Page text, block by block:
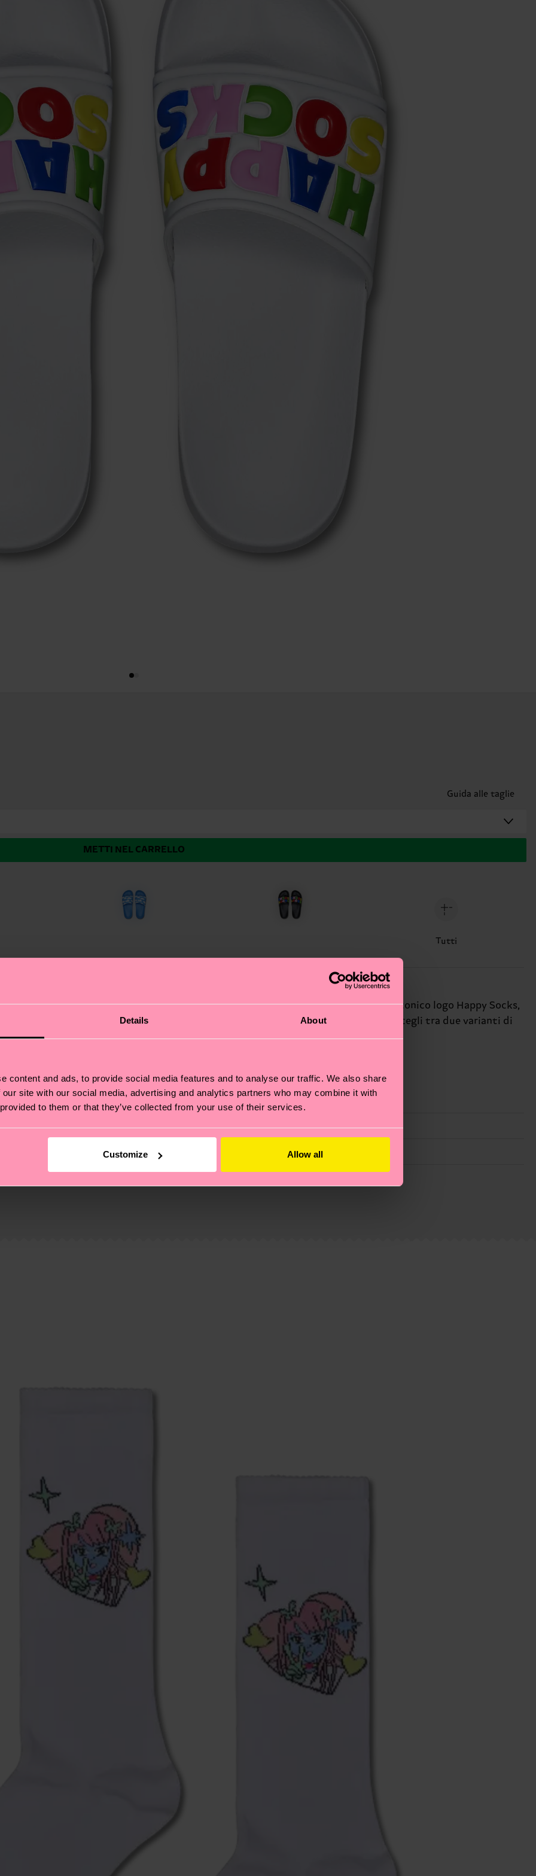
Details About
content and ads, to provide social media features and to analyse our traffic. We also share
site with our social media, advertising and analytics partners who may combine it with
to them or that they’ve collected from your use of their services.
Customize Allow all
Guida alle taglie
METTI NEL CARRELLO
Tutti
pronte a trasformare ogni giornata al mare in una festa a colori! Sfoggiano l’iconico logo Happy Socks,
in EVA, leggerissima e resistente, ti accompagna con una camminata super easy. Scegli tra due varianti di
si ferma alla qualità o alle certificazioni, ma include filiere etiche, meno emissioni, amore per i calzini… e